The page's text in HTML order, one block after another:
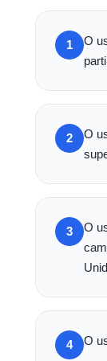
1
O
2
O
3
O
4 O